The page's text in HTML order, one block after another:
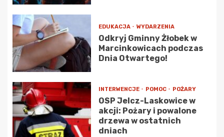
EDUKACJA WYDARZENIA
Odkryj Gminny Żłobek w
Marcinkowicach podczas
Dnia Otwartego!
INTERWENCJE POMOC POŻARY
OSP Jelcz-Laskowice w
akcji: Pożary i powalone
drzewa w ostatnich
dniach